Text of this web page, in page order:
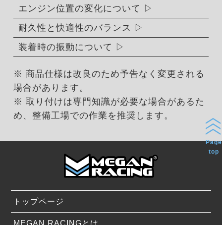
エンジン位置の変化について
耐久性と快適性のバランス
装着時の振動について
※ 商品仕様は改良のため予告なく変更される
場合があります。
※ 取り付けは専門知識が必要な場合があるた
め、整備工場での作業を推奨します。
トップページ
Page
top